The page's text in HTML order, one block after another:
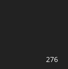
276